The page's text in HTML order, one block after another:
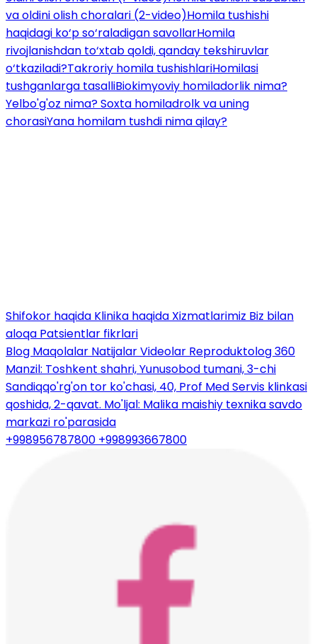
va oldini olish choralari (2-video)Homila tushishi
haqidagi ko‘p so‘raladigan savollarHomila
rivojlanishdan to‘xtab qoldi, qanday tekshiruvlar
o‘tkaziladi?Takroriy homila tushishlariHomilasi
tushganlarga tasalliBiokimyoviy homiladorlik nima?
Yelbo'g'oz nima? Soxta homiladrolk va uning
chorasiYana homilam tushdi nima qilay?
Shifokor haqida Klinika haqida Xizmatlarimiz Biz bilan
aloqa Patsientlar fikrlari
Blog Maqolalar NatijalarVideolar Reproduktolog 360
Manzil: Toshkent shahri, Yunusobod tumani, 3-chi
Sandiqqo'rg'on tor ko'chasi, 40, Prof Med Servis klinkasi
qoshida, 2-qavat. Mo'ljal: Malika maishiy texnika savdo
markazi ro'parasida
+998956787800 +998993667800